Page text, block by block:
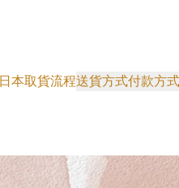
日本取貨流程送貨方式付款方式